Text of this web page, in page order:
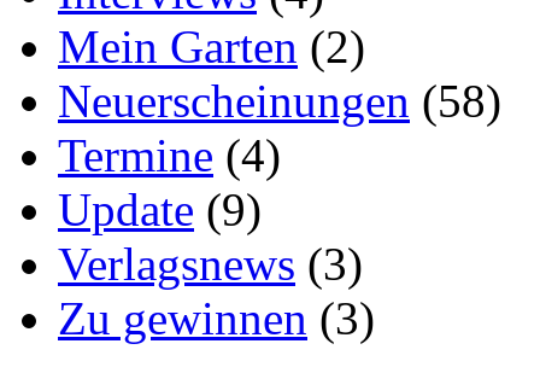
Mein Garten (2)
Neuerscheinungen (58)
Termine (4)
Update (9)
Verlagsnews (3)
Zu gewinnen (3)